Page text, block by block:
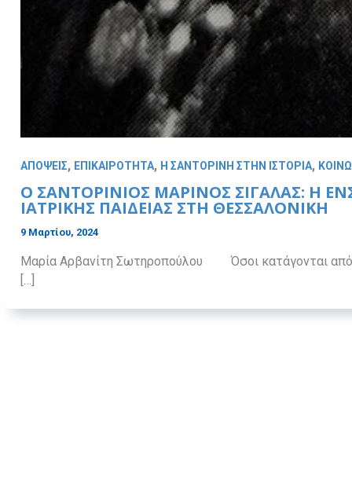
ΑΠΟΨΕΙΣ, ΕΠΙΚΑΙΡΟΤΗΤΑ, Η ΣΑΝΤΟΡΙΝΗ ΣΤΗΝ ΙΣΤΟΡΙΑ,
Ο ΣΑΝΤΟΡΙΝΙΌΣ ΜΑΡΊΝΟΣ ΣΙΓΆΛΑΣ: Η
ΙΑΤΡΙΚΉΣ ΠΑΙΔΕΊΑΣ ΣΤΗ ΘΕΣΣΑΛΟΝΊΚΗ
9 Μαρτίου, 2024
Μαρία Αρβανίτη Σωτηροπούλου Όσοι κατάγονται από
[…]